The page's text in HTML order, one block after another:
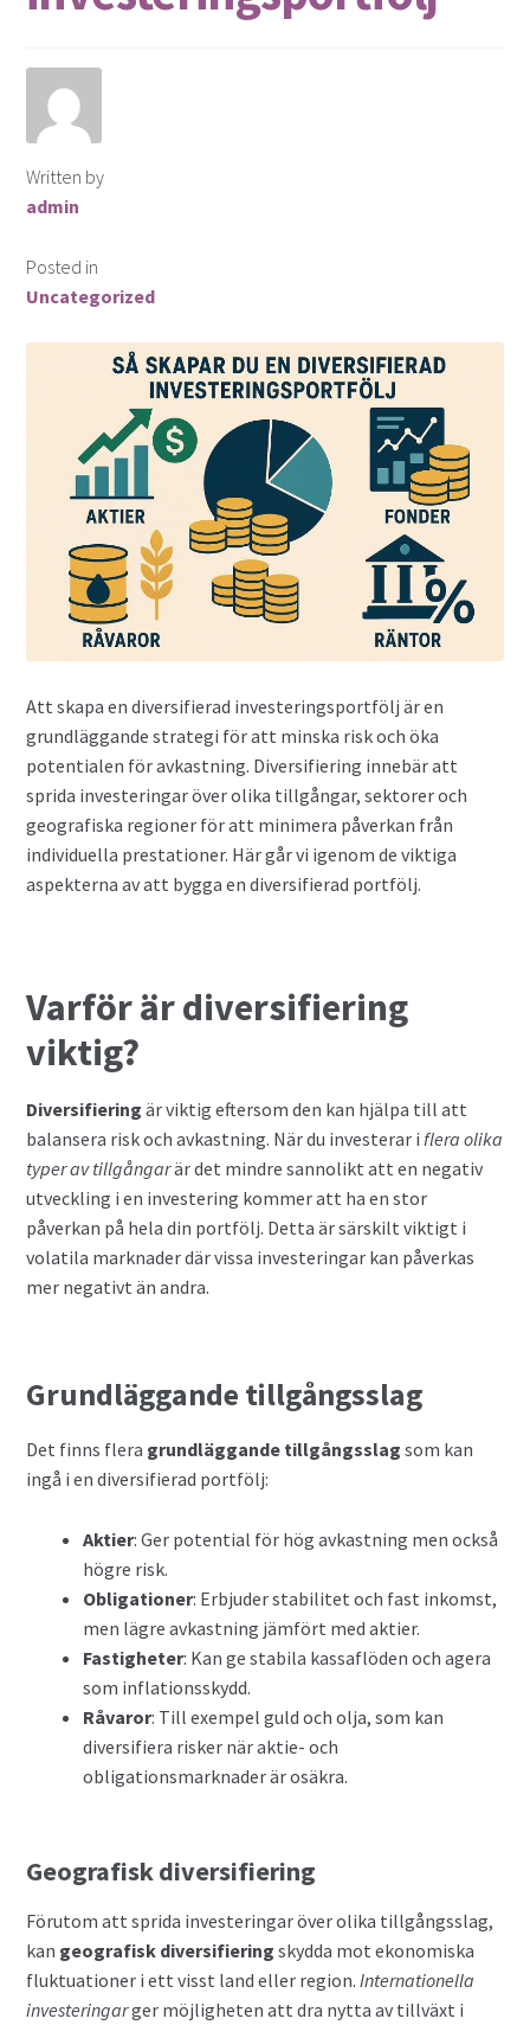
Finansiella instrument för valutahandel
Guld som Investering
Hur köper man aktier?
Investera i snabblåneföretag
Investera i syndaktier
ISK (Investeringssparkonto)
Kontakta oss
Privatlån
Samla ihop dina lån
SMS-lån
Spara i fonder
Terminer
Undvik bedragare
Valutahandel
Valutahandel med hävstång
Written by
admin
Posted in
Uncategorized
Att skapa en diversifierad investeringsportfölj är en
grundläggande strategi för att minska risk och öka
potentialen för avkastning. Diversifiering innebär att
sprida investeringar över olika tillgångar, sektorer och
geografiska regioner för att minimera påverkan från
individuella prestationer. Här går vi igenom de viktiga
aspekterna av att bygga en diversifierad portfölj.
Varför är diversifiering
viktig?
Diversifiering är viktig eftersom den kan hjälpa till att
balansera risk och avkastning. När du investerar i flera olika
typer av tillgångarär det mindre sannolikt att en negativ
utveckling i en investering kommer att ha en stor
påverkan på hela din portfölj. Detta är särskilt viktigt i
volatila marknader där vissa investeringar kan påverkas
mer negativt än andra.
Grundläggande tillgångsslag
Det finns flera grundläggande tillgångsslag som kan
ingå i en diversifierad portfölj:
Aktier: Ger potential för hög avkastning men också
högre risk.
Obligationer: Erbjuder stabilitet och fast inkomst,
men lägre avkastning jämfört med aktier.
Fastigheter: Kan ge stabila kassaflöden och agera
som inflationsskydd.
Råvaror: Till exempel guld och olja, som kan
diversifiera risker när aktie- och
obligationsmarknader är osäkra.
Geografisk diversifiering
Förutom att sprida investeringar över olika tillgångsslag,
kan geografisk diversifiering skydda mot ekonomiska
fluktuationer i ett visst land eller region.Internationella
investeringarger möjligheten att dra nytta av tillväxt i